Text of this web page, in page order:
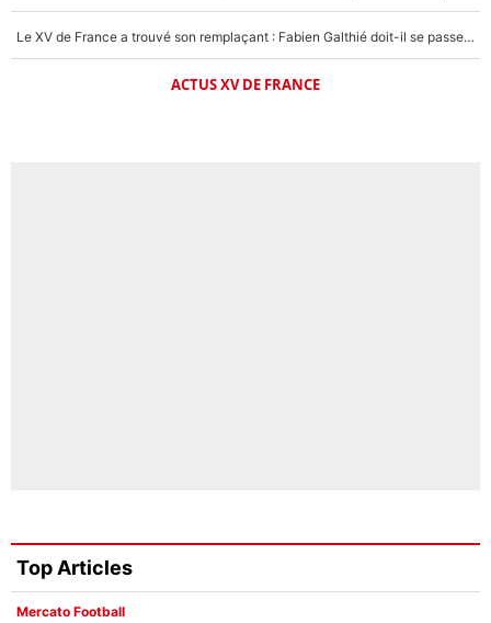
Le XV de France a trouvé son remplaçant : Fabien Galthié doit-il se passer d'Antoine Dupont ?
ACTUS XV DE FRANCE
Top Articles
Mercato Football